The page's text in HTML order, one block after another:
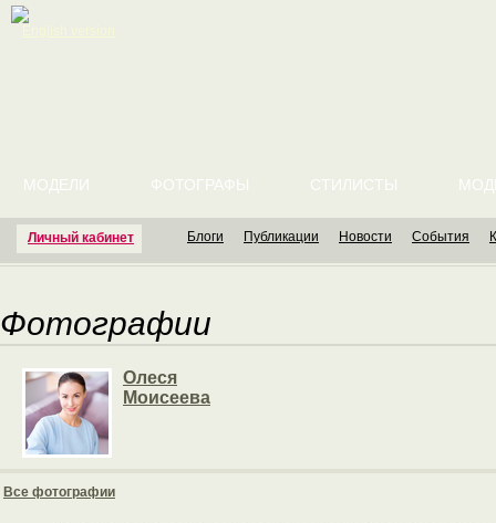
Личный кабинет
МОДЕЛИ ФОТОГРАФЫ СТИЛИСТЫ
Блоги Публикации Новости События
Фотографии
Олеся
Моисеева
Все фотографии